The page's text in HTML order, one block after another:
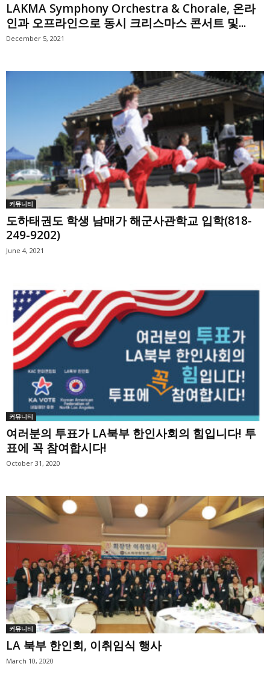
LAKMA Symphony Orchestra & Chorale, 온라
인과 오프라인으로 동시 크리스마스 콘서트 및...
December 5, 2021
커뮤니티
도하태권도 학생 남매가 해군사관학교 입학(818-
249-9202)
June 4, 2021
커뮤니티
여러분의 투표가 LA북부 한인사회의 힘입니다! 투
표에 꼭 참여합시다!
October 31, 2020
커뮤니티
LA 북부 한인회, 이취임식 행사
March 10, 2020